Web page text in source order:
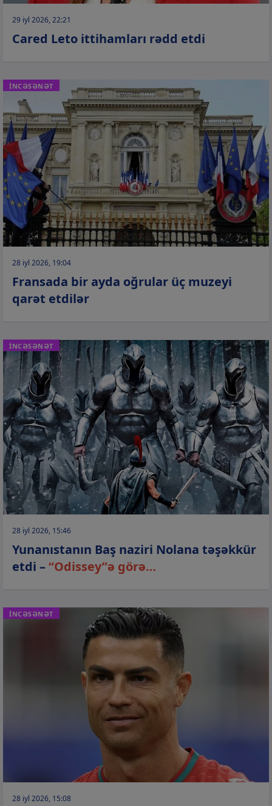
29 iyl 2026, 22:21
Cared Leto ittihamları rədd etdi
İNCƏSƏNƏT
28 iyl 2026, 19:04
Fransada bir ayda oğrular üç muzeyi
qarət etdilər
İNCƏSƏNƏT
28 iyl 2026, 15:46
Yunanıstanın Baş naziri Nolana təşəkkür
etdi –“Odissey”ə görə…
İNCƏSƏNƏT
28 iyl 2026, 15:08